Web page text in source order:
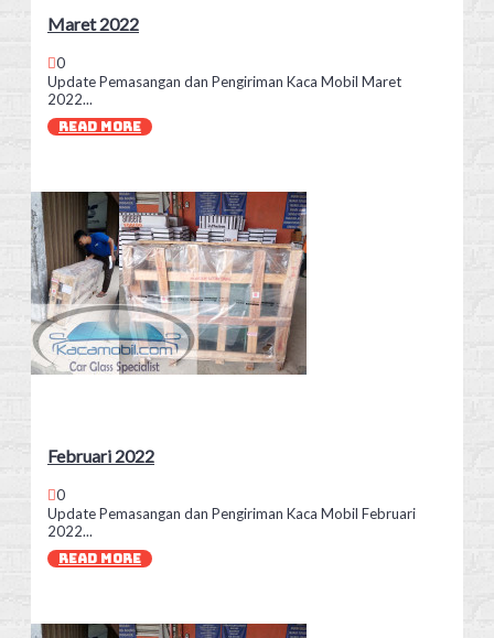
Maret 2022
0
Update Pemasangan dan Pengiriman Kaca Mobil Maret
2022...
READ MORE
Februari 2022
0
Update Pemasangan dan Pengiriman Kaca Mobil Februari
2022...
READ MORE